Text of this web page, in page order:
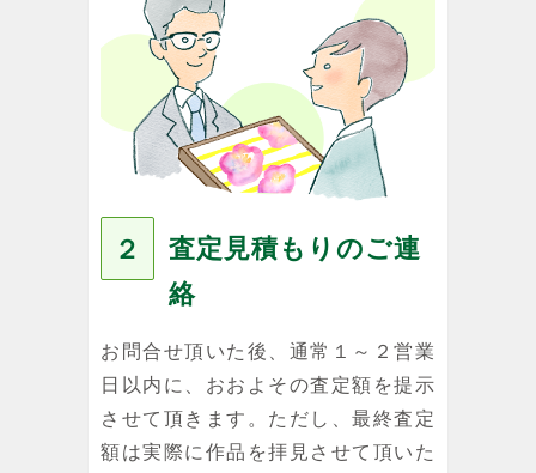
２
査定見積もりのご連
絡
お問合せ頂いた後、通常１～２営業
日以内に、おおよその査定額を提示
させて頂きます。ただし、最終査定
額は実際に作品を拝見させて頂いた